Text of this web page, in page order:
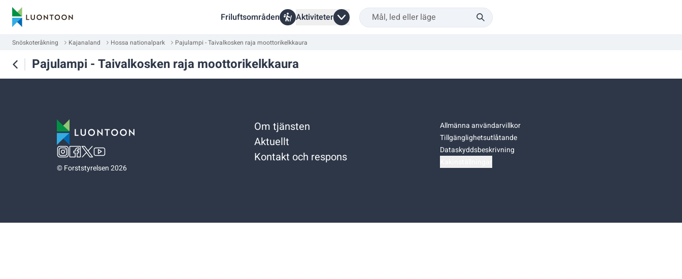
Friluftsområden Aktiviteter
Snöskoteråkning Kajanaland Hossa nationalpark Pajulampi - Taivalkosken raja moottorikelkkaura
Pajulampi - Taivalkosken raja moottorikelkkaura
©Forststyrelsen 2026
Om tjänsten
Aktuellt
Kontakt och respons
Allmänna användarvillkor
Tillgänglighetsutlåtande
Dataskyddsbeskrivning